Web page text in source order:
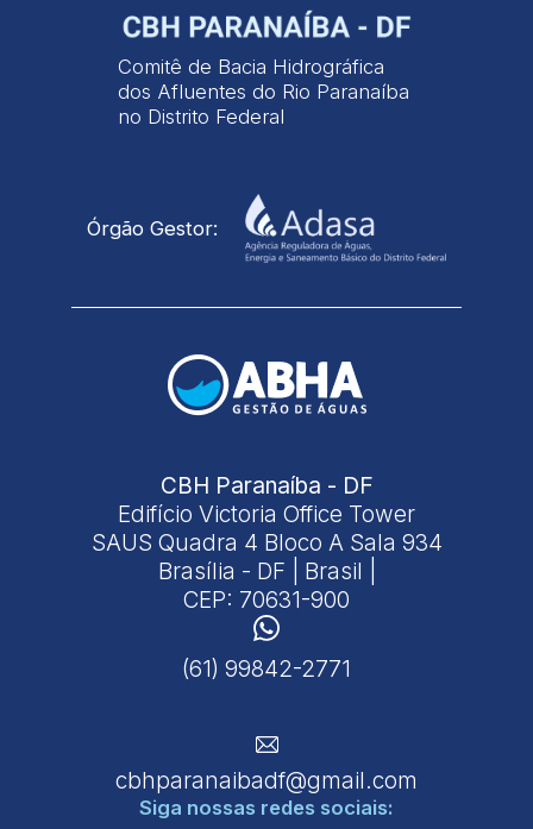
Comitê de Bacia Hidrográfica
dos Afluentes do Rio Paranaíba
no Distrito Federal
Órgão Gestor:
CBH Paranaíba - DF
Edifício Victoria Office Tower
SAUS Quadra 4 Bloco A Sala 934
Brasília - DF | Brasil |
CEP: 70631-900
(61) 99842-2771
cbhparanaibadf@gmail.com
Siga nossas redes sociais: